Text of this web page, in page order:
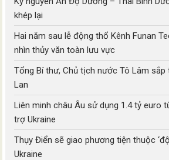
khép lại
Hai năm sau lễ động thổ Kênh Funan
nhìn thủy văn toàn lưu vực
Tổng Bí thư, Chủ tịch nước Tô Lâm sắp
Lan
Liên minh châu Âu sử dụng 1.4 tỷ euro
trợ Ukraine
Thụy Điển sẽ giao phương tiện thuộc
Ukraine